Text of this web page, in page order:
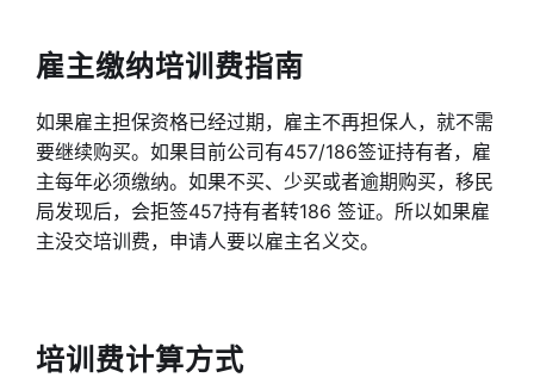
雇主缴纳培训费指南
如果雇主担保资格已经过期，雇主不再担保人，就不需
要继续购买。如果目前公司有457/186签证持有者，雇
主每年必须缴纳。如果不买、少买或者逾期购买，移民
局发现后，会拒签457持有者转186 签证。所以如果雇
主没交培训费，申请人要以雇主名义交。
培训费计算方式